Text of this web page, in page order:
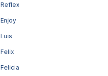
Reflex
Enjoy
Luis
Felix
Felicia